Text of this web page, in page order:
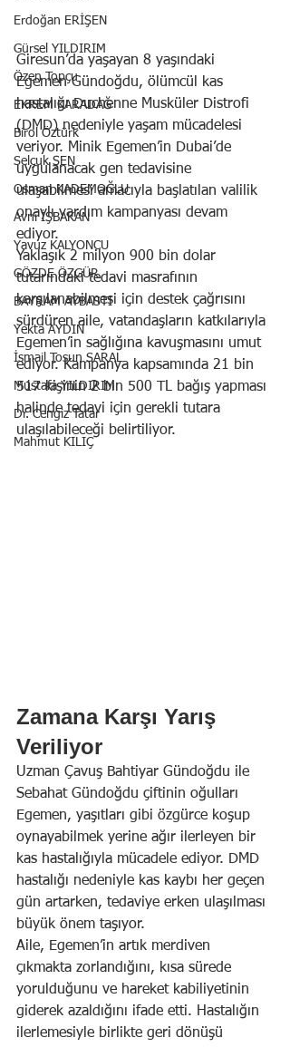
Erdoğan ERİŞEN
Gürsel YILDIRIM
Özen Topçu
EKREM KARADAĞ
Birol Öztürk
Selçuk ŞEN
Osman KADEMOĞLU
Avni İŞBAKAN
Yavuz KALYONCU
GÖZDE ÖZGÜR
BAYRAM AYBASTI
Yekta AYDIN
İsmail Tosun SARAL
Mustafa YILDIRIM
Dr. Cengiz Tatar
Mahmut KILIÇ
Giresun’da yaşayan 8 yaşındaki
Egemen Gündoğdu, ölümcül kas
hastalığı Duchenne Musküler Distrofi
(DMD) nedeniyle yaşam mücadelesi
veriyor. Minik Egemen’in Dubai’de
uygulanacak gen tedavisine
ulaşabilmesi amacıyla başlatılan valilik
onaylı yardım kampanyası devam
ediyor.
Yaklaşık 2 milyon 900 bin dolar
tutarındaki tedavi masrafının
karşılanabilmesi için destek çağrısını
sürdüren aile, vatandaşların katkılarıyla
Egemen’in sağlığına kavuşmasını umut
ediyor. Kampanya kapsamında 21 bin
517 kişinin 2 bin 500 TL bağış yapması
halinde tedavi için gerekli tutara
ulaşılabileceği belirtiliyor.
Zamana Karşı Yarış
Veriliyor
Uzman Çavuş Bahtiyar Gündoğdu ile
Sebahat Gündoğdu çiftinin oğulları
Egemen, yaşıtları gibi özgürce koşup
oynayabilmek yerine ağır ilerleyen bir
kas hastalığıyla mücadele ediyor. DMD
hastalığı nedeniyle kas kaybı her geçen
gün artarken, tedaviye erken ulaşılması
büyük önem taşıyor.
Aile, Egemen’in artık merdiven
çıkmakta zorlandığını, kısa sürede
yorulduğunu ve hareket kabiliyetinin
giderek azaldığını ifade etti. Hastalığın
ilerlemesiyle birlikte geri dönüşü